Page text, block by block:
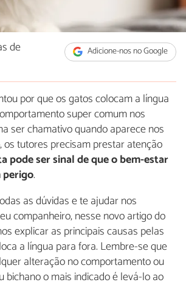
Adicione-nos no Google
de
por que os gatos colocam a língua
super comum nos
ser chamativo quando aparece nos
os tutores precisam prestar atenção
pode ser sinal de que o bem-estar
perigo.
as dúvidas e te ajudar nos
companheiro, nesse novo artigo do
explicar as principais causas pelas
a língua para fora. Lembre-se que
alteração no comportamento ou
bichano o mais indicado é levá-lo ao